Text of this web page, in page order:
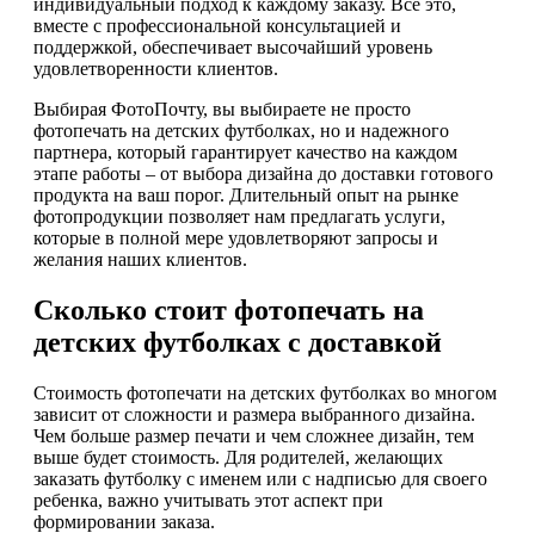
индивидуальный подход к каждому заказу. Всё это,
вместе с профессиональной консультацией и
поддержкой, обеспечивает высочайший уровень
удовлетворенности клиентов.
Выбирая ФотоПочту, вы выбираете не просто
фотопечать на детских футболках, но и надежного
партнера, который гарантирует качество на каждом
этапе работы – от выбора дизайна до доставки готового
продукта на ваш порог. Длительный опыт на рынке
фотопродукции позволяет нам предлагать услуги,
которые в полной мере удовлетворяют запросы и
желания наших клиентов.
Сколько стоит фотопечать на
детских футболках с доставкой
Стоимость фотопечати на детских футболках во многом
зависит от сложности и размера выбранного дизайна.
Чем больше размер печати и чем сложнее дизайн, тем
выше будет стоимость. Для родителей, желающих
заказать футболку с именем или с надписью для своего
ребенка, важно учитывать этот аспект при
формировании заказа.